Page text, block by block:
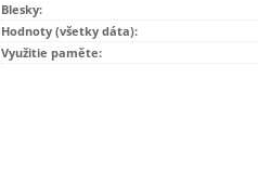
Blesky:
Hodnoty (všetky dáta):
Využitie paměte: